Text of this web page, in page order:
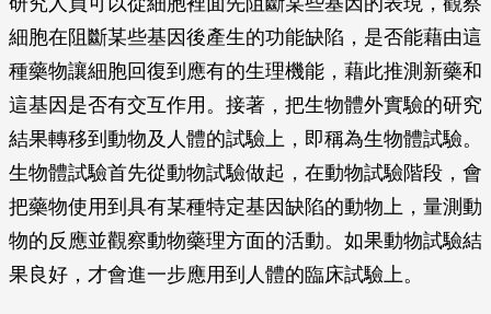
細胞在阻斷某些基因後產生的功能缺陷，是否能藉由這
種藥物讓細胞回復到應有的生理機能，藉此推測新藥和
這基因是否有交互作用。接著，把生物體外實驗的研究
結果轉移到動物及人體的試驗上，即稱為生物體試驗。
生物體試驗首先從動物試驗做起，在動物試驗階段，會
把藥物使用到具有某種特定基因缺陷的動物上，量測動
物的反應並觀察動物藥理方面的活動。如果動物試驗結
果良好，才會進一步應用到人體的臨床試驗上。